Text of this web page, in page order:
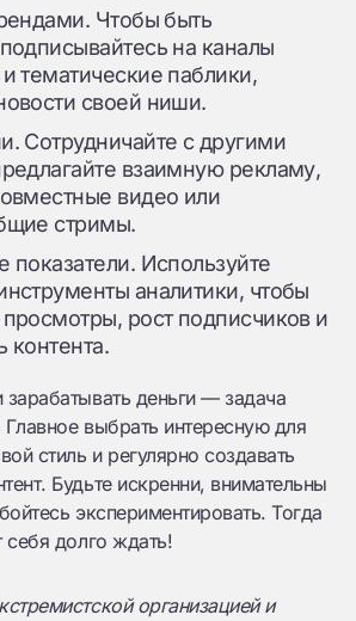
Чтобы быть
на каналы
тематические паблики,
своей ниши.
Сотрудничайте с другими
взаимную рекламу,
видео или
стримы.
показатели. Используйте
аналитики, чтобы
рост подписчиков и
контента.
зарабатывать деньги — задача
Главное выбрать интересную для
стиль и регулярно создавать
Будьте искренни, внимательны
экспериментировать. Тогда
себя долго ждать!
организацией и